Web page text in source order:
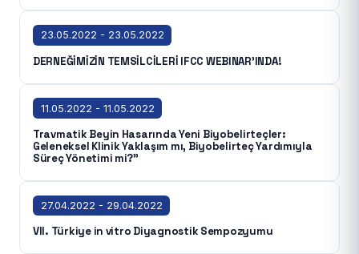
23.05.2022 - 23.05.2022
DERNEĞİMİZİN TEMSİLCİLERİ IFCC WEBINAR'INDA!
11.05.2022 - 11.05.2022
Travmatik Beyin Hasarında Yeni Biyobelirteçler:
Geleneksel Klinik Yaklaşım mı, Biyobelirteç Yardımıyla
Süreç Yönetimi mi?”
27.04.2022 - 29.04.2022
VII. Türkiye in vitro Diyagnostik Sempozyumu